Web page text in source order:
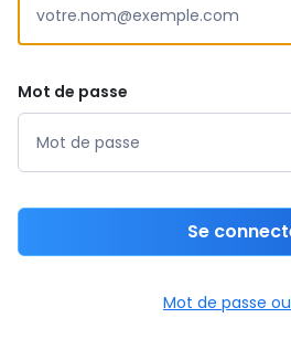
Mot de passe
Se
Mot de passe